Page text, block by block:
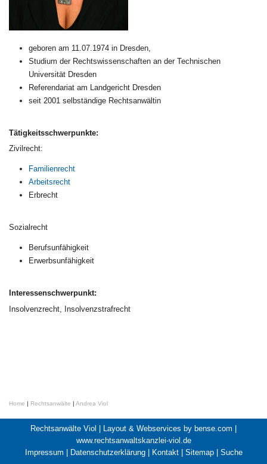
geboren am 11.07.1974 in Dresden,
Studium der Rechtswissenschaften an der Technischen
Universität Dresden
Referendariat am Landgericht Dresden
seit 2001 selbständige Rechtsanwältin
Tätigkeitsschwerpunkte:
Zivilrecht:
Familienrecht
Arbeitsrecht
Erbrecht
Sozialrecht
Berufsunfähigkeit
Erwerbsunfähigkeit
Interessenschwerpunkt:
Insolvenzrecht, Insolvenzstrafrecht
Home | Rechtsanwälte | Andrea Viol
Rechtsanwälte Viol | Layout & Webservices by bense.com |
www.rechtsanwaltskanzlei-viol.de
Impressum | Datenschutzerklärung| Kontakt| Sitemap| Suche